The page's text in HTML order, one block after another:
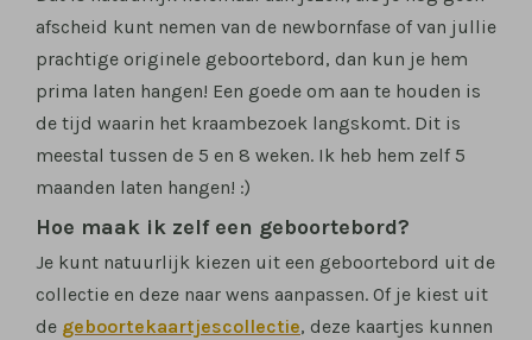
afscheid kunt nemen van de newbornfase of van jullie
prachtige originele geboortebord, dan kun je hem
prima laten hangen! Een goede om aan te houden is
de tijd waarin het kraambezoek langskomt. Dit is
meestal tussen de 5 en 8 weken. Ik heb hem zelf 5
maanden laten hangen! :)
Hoe maak ik zelf een geboortebord?
Je kunt natuurlijk kiezen uit een geboortebord uit de
collectie en deze naar wens aanpassen. Of je kiest uit
de geboortekaartjescollectie, deze kaartjes kunnen